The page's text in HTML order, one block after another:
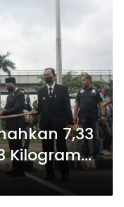
7,33
Kilogram